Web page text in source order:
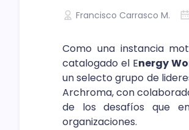
Francisco Carrasco M.
Como una instancia
catalogado el Energy
un selecto grupo de
Archroma, con
de los desafíos que
organizaciones.